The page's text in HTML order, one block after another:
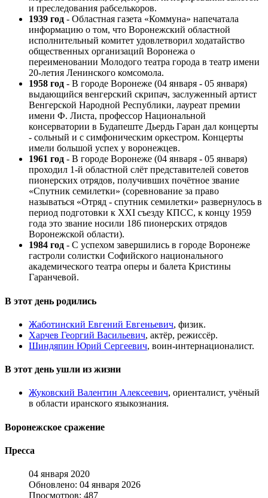
и преследования рабселькоров.
1939 год - Областная газета «Коммуна» напечатала
информацию о том, что Воронежский областной
исполнительный комитет удовлетворил ходатайство
общественных организаций Воронежа о
переименовании Молодого театра города в театр имени
20-летия Ленинского комсомола.
1958 год - В городе Воронеже (04 января - 05 января)
выдающийся венгерский скрипач, заслуженный артист
Венгерской Народной Республики, лауреат премии
имени Ф. Листа, профессор Национальной
консерватории в Будапеште Дьердь Гаран дал концерты
- сольный и с симфоническим оркестром. Концерты
имели большой успех у воронежцев.
1961 год - В городе Воронеже (04 января - 05 января)
проходил 1-й областной слёт представителей советов
пионерских отрядов, получивших почётное звание
«Спутник семилетки» (соревнование за право
называться «Отряд - спутник семилетки» развернулось в
период подготовки к XXI съезду КПСС, к концу 1959
года это звание носили 186 пионерских отрядов
Воронежской области).
1984 год - С успехом завершились в городе Воронеже
гастроли солистки Софийского национального
академического театра оперы и балета Кристины
Гаранчевой.
В этот день родились
Жаботинский Евгений Евгеньевич, физик.
Харчев Георгий Васильевич, актёр, режиссёр.
Шиндяпин Юрий Сергеевич, воин-интернационалист.
В этот день ушли из жизни
Жуковский Валентин Алексеевич, ориенталист, учёный
в области иранского языкознания.
Воронежское сражение
Пресса
04 января 2020
Обновлено: 04 января 2026
Просмотров: 487